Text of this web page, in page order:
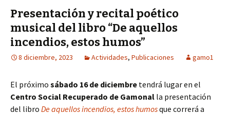
Presentación y recital poético
musical del libro “De aquellos
incendios, estos humos”
8 diciembre, 2023 Actividades, Publicaciones gamo1
El próximo sábado 16 de diciembre tendrá lugar en el
Centro Social Recuperado de Gamonal la presentación
del libro De aquellos incendios, estos humosque correrá a